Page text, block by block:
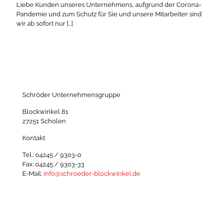
Liebe Kunden unseres Unternehmens, aufgrund der Corona-
Pandemie und zum Schutz für Sie und unsere Mitarbeiter sind
wir ab sofort nur […]
Schröder Unternehmensgruppe
Blockwinkel 81
27251 Scholen
Kontakt
Tel.: 04245 / 9303-0
Fax: 04245 / 9303-33
E-Mail: info@schroeder-blockwinkel.de